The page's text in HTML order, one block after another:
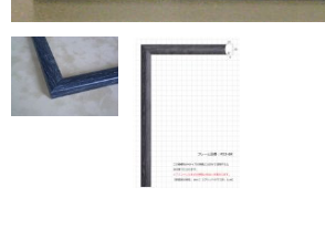
吊りフック
吊り金具＆ヒモセット